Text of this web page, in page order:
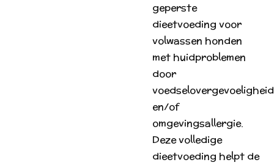
geperste
dieetvoeding voor
volwassen honden
met huidproblemen
door
voedselovergevoeligheid
en/of
omgevingsallergie.
Deze volledige
dieetvoeding helpt de